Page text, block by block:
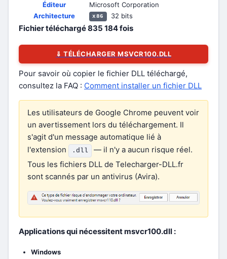
Éditeur
Microsoft Corporation
Architecture
x86 32 bits
Fichier téléchargé835 184fois
⇓ TÉLÉCHARGER MSVCR100.DLL
Pour savoir où copier le fichier DLL téléchargé,
consultez la FAQ : Comment installer un fichier DLL
Les utilisateurs de Google Chrome peuvent voir
un avertissement lors du téléchargement. Il
s'agit d'un message automatique lié à
l'extension
.dll
— il n'y a aucun risque réel.
Tous les fichiers DLL de Telecharger-DLL.fr
sont scannés par un antivirus (Avira).
Applications qui nécessitent msvcr100.dll :
Windows